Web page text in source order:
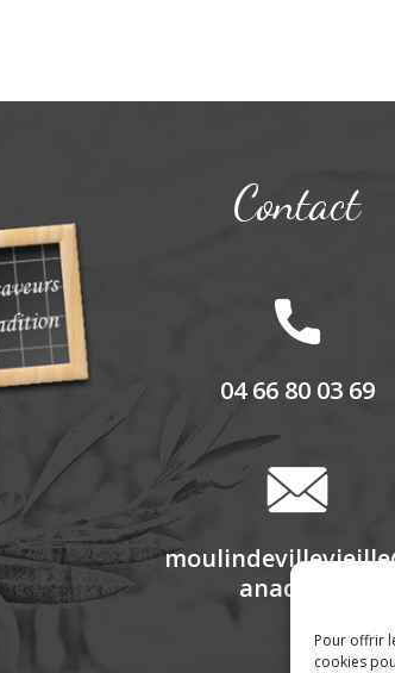
Pour offrir
cookies
Contact
04 66 80 03 69
anadoo.fr